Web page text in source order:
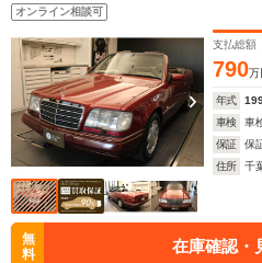
オンライン相談可
支払総額
790万
年式
車検
車
保証
保
住所
千
無
料
在庫確認・